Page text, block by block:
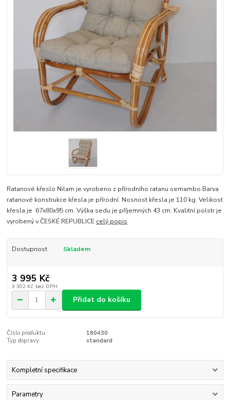
Ratanové křeslo Nilam je vyrobeno z přírodního ratanu semambo.Barva
ratanové konstrukce křesla je přírodní. Nosnost křesla je 110 kg. Velikost
křesla je 67x80x95 cm. Výška sedu je příjemných 43 cm. Kvalitní polstr je
vyrobený v ČESKÉ REPUBLICE celý popis
Dostupnost Skladem
3 995 Kč
3 302 Kč bez DPH
Přidat do košíku
Číslo produktu:
180430
Typ dopravy:
standard
Kompletní specifikace
Parametry